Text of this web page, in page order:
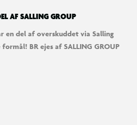
AF SALLING GROUP
en del af overskuddet via Salling
BR ejes af SALLING GROUP